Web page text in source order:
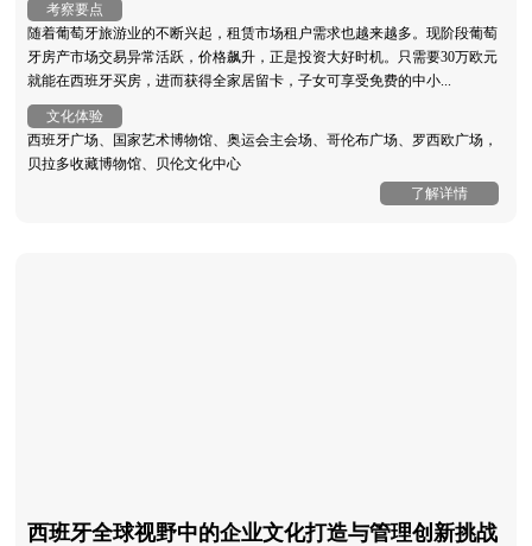
考察要点
随着葡萄牙旅游业的不断兴起，租赁市场租户需求也越来越多。现阶段葡萄
牙房产市场交易异常活跃，价格飙升，正是投资大好时机。只需要30万欧元
就能在西班牙买房，进而获得全家居留卡，子女可享受免费的中小...
文化体验
西班牙广场、国家艺术博物馆、奥运会主会场、哥伦布广场、罗西欧广场，
贝拉多收藏博物馆、贝伦文化中心
了解详情
西班牙全球视野中的企业文化打造与管理创新挑战